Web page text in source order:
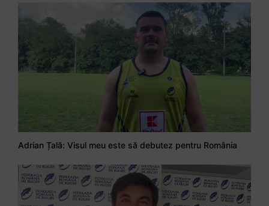
Adrian Țală: Visul meu este să debutez pentru România